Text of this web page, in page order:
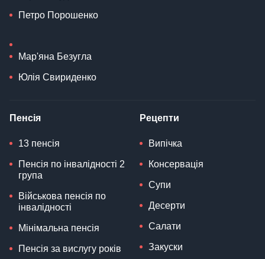
Петро Порошенко
Мар'яна Безугла
Юлія Свириденко
Пенсія
13 пенсія
Пенсія по інвалідності 2
група
Військова пенсія по
інвалідності
Мінімальна пенсія
Пенсія за вислугу років
Рецепти
Випічка
Консервація
Супи
Десерти
Салати
Закуски